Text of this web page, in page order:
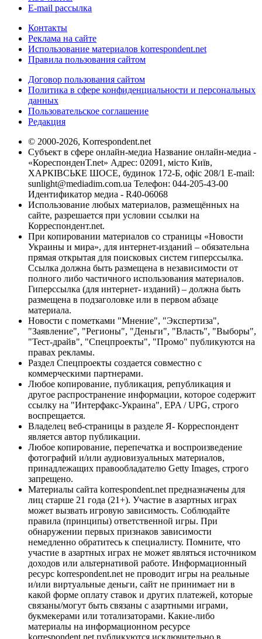
E-mail рассылка
Контакты
Реклама на сайте
Использование материалов korrespondent.net
Правила пользования сайтом
Договор пользования сайтом
Политика в сфере конфиденциальности и персональных
данных
Пользовательское соглашение
Редакция
© 2000-2026, Korrespondent.net
Субъект в сфере онлайн-медиа Название онлайн-медиа -
«КореспонденТ.net» Адрес: 02091, місто Київ,
ХАРКІВСЬКЕ ШОСЕ, будинок 172-Б, офіс 208/1 E-mail:
sunlight@mediadim.com.ua Телефон: 044-205-43-00
Идентификатор медиа - R40-06068
Использование любых материалов, размещённых на
сайте, разрешается при условии ссылки на
Корреспондент.net.
При копировании материалов со страницы «Новости
Украины и мира», для интернет-изданий – обязательна
прямая открытая для поисковых систем гиперссылка.
Ссылка должна быть размещена в независимости от
полного либо частичного использования материалов.
Гиперссылка (для интернет- изданий) – должна быть
размещена в подзаголовке или в первом абзаце
материала.
Новости с пометками "Мнение", "Экспертиза",
"Заявление", "Регионы", "Деньги", "Власть", "Выборы",
"Тест-драйв", "Спецпроекты", "Промо" публикуются на
правах рекламы.
Раздел Спецпроекты создается совместно с
коммерческими партнерами.
Любое копирование, публикация, републикация и
другое распространение информации, которое содержит
ссылку на "Интерфакс-Украина", EPA / UPG, строго
воспрещается.
Владелец веб-страницы в разделе Я- Корреспондент
является автор публикации.
Любое копирование, перепечатка и воспроизведение
фотографий и/или аудиовизуальных материалов,
принадлежащих правообладателю Getty Images, строго
запрещено.
Материалы сайта korrespondent.net предназначены для
лиц старше 21 года (21+). Участие в азартных играх
может вызвать игровую зависимость. Соблюдайте
правила (принципы) ответственной игры. При
обнаружении первых признаков зависимости
немедленно обратитесь к специалисту. Помните, что
участие в азартных играх не может являться источником
доходов или альтернативой работе. Информационный
ресурс korrespondent.net не проводит игры на реальные
и/или виртуальные деньги, сайт не принимает ни в
какой форме оплату ставок и других платежей, которые
связаны/могут быть связаны с азартными играми,
букмекерами или тотализаторами. Какие-либо
материалы на информационном ресурсе
korrespondent.net публикуются исключительно в